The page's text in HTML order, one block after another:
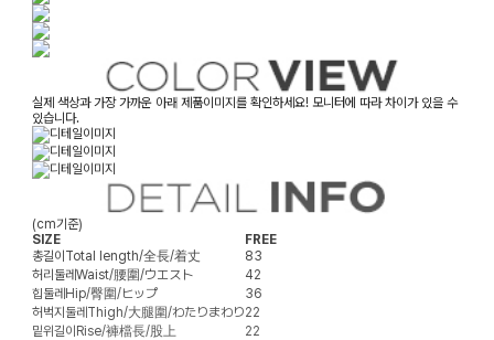
실제 색상과 가장 가까운 아래 제품이미지를 확인하세요! 모니터에 따라 차이가 있을 수
있습니다.
(cm기준)
SIZE
FREE
총길이Total length/全長/着丈
83
허리둘레Waist/腰圍/ウエスト
42
힙둘레Hip/臀圍/ヒップ
36
허벅지둘레Thigh/大腿圍/わたりまわり22
밑위길이Rise/褲檔長/股上
22